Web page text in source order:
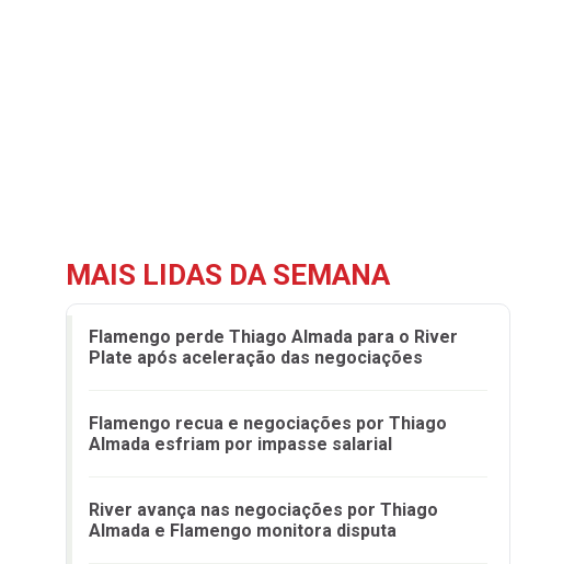
MAIS LIDAS DA SEMANA
Flamengo perde Thiago Almada para o River
Plate após aceleração das negociações
Flamengo recua e negociações por Thiago
Almada esfriam por impasse salarial
River avança nas negociações por Thiago
Almada e Flamengo monitora disputa